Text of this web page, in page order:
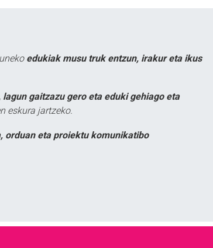
edukiak musu truk entzun, irakur eta ikus
lagun gaitzazu gero eta eduki gehiago eta
eskura jartzeko.
orduan eta proiektu komunikatibo